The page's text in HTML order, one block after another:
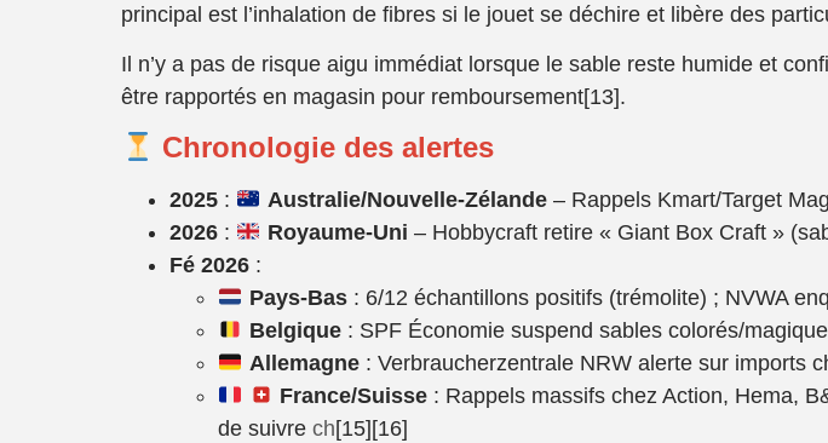
principal est l’inhalation de fibres si le jouet se déchire et libère des
Il n’y a pas de risque aigu immédiat lorsque le sable reste humide et
être rapportés en magasin pour remboursement[13].
Chronologie des alertes
2025 : Australie/Nouvelle-Zélande– Rappels Kmart/Target
2026 : Royaume-Uni – Hobbycraft retire « Giant Box Craft »
Fé 2026 :
Pays-Bas: 6/12 échantillons positifs (trémolite) ; NVWA
Belgique: SPF Économie suspend sables colorés/
Allemagne: Verbraucherzentrale NRW alerte sur imports
France/Suisse : Rappels massifs chez Action, Hema,
de suivre ch[15][16]